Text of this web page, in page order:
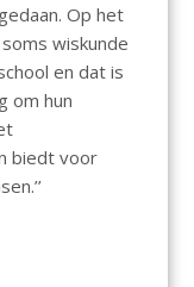
Op het
wiskunde
en dat is
om hun
biedt voor